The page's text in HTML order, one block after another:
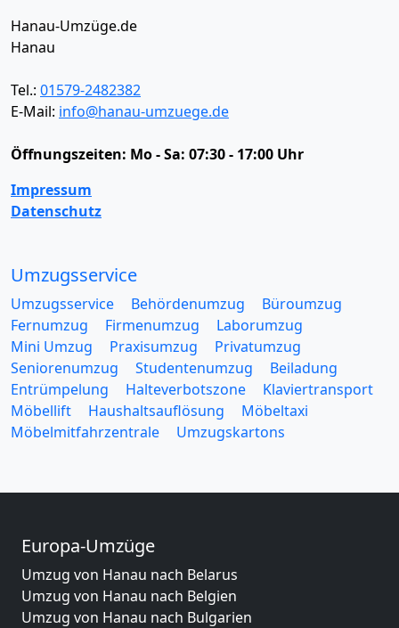
Hanau-Umzüge.de
Hanau
Tel.: 01579-2482382
E-Mail: info@hanau-umzuege.de
Öffnungszeiten: Mo - Sa: 07:30 - 17:00 Uhr
Impressum
Datenschutz
Umzugsservice
Umzugsservice Behördenumzug
Büroumzug
Fernumzug
Firmenumzug
Laborumzug
Mini Umzug
Praxisumzug
Privatumzug
Seniorenumzug
Studentenumzug
Beiladung
Entrümpelung
Halteverbotszone
Klaviertransport
Möbellift
Haushaltsauflösung
Möbeltaxi
Möbelmitfahrzentrale
Umzugskartons
Europa-Umzüge
Umzug von Hanau nach Belarus
Umzug von Hanau nach Belgien
Umzug von Hanau nach Bulgarien